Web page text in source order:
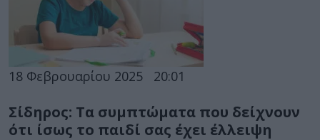
18 Φεβρουαρίου 2025 20:01
Σίδηρος: Τα συμπτώματα που δείχνουν
ότι ίσως το παιδί σας έχει έλλειψη